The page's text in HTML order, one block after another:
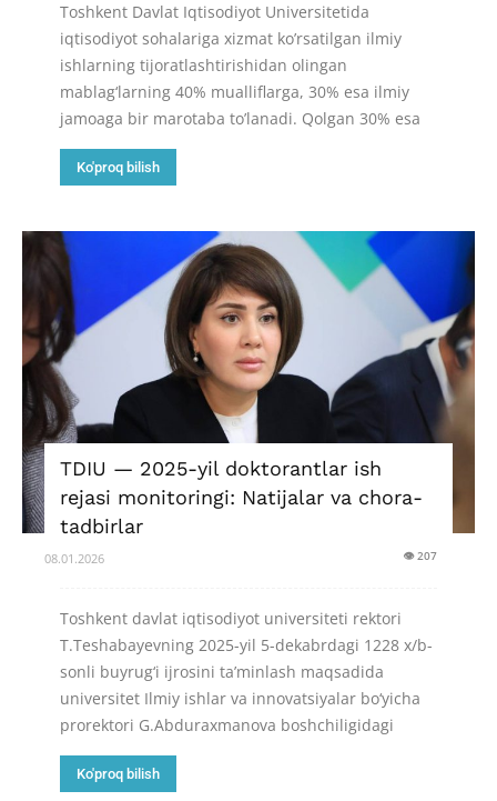
Toshkent Davlat Iqtisodiyot Universitetida
iqtisodiyot sohalariga xizmat ko’rsatilgan ilmiy
ishlarning tijoratlashtirishidan olingan
mablag‘larning 40% mualliflarga, 30% esa ilmiy
jamoaga bir marotaba to’lanadi. Qolgan 30% esa
Ko'proq bilish
TDIU — 2025-yil doktorantlar ish
rejasi monitoringi: Natijalar va chora-
tadbirlar
08.01.2026 👁 207
Toshkent davlat iqtisodiyot universiteti rektori
T.Teshabayevning 2025-yil 5-dekabrdagi 1228 x/b-
sonli buyrug‘i ijrosini ta’minlash maqsadida
universitet Ilmiy ishlar va innovatsiyalar bo‘yicha
prorektori G.Abduraxmanova boshchiligidagi
Ko'proq bilish